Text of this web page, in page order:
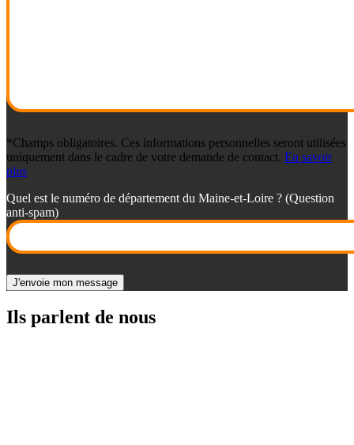
*Champs obligatoires. Ces informations personnelles seront utilisées
uniquement dans le cadre de votre demande de contact. En savoir
plus
Quel est le numéro de département du Maine-et-Loire ? (Question
anti-spam)
Ils parlent de nous